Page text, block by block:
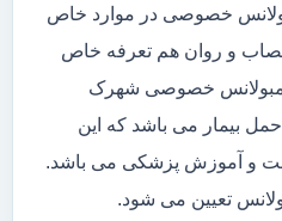
خصوصی در موارد خاص
و روان هم تعرفه خاص
آمبولانس خصوصی شهرک
75% قیمت حمل بیمار می باشد که این
و آموزش پزشکی می باشد.
تعیین می شود.